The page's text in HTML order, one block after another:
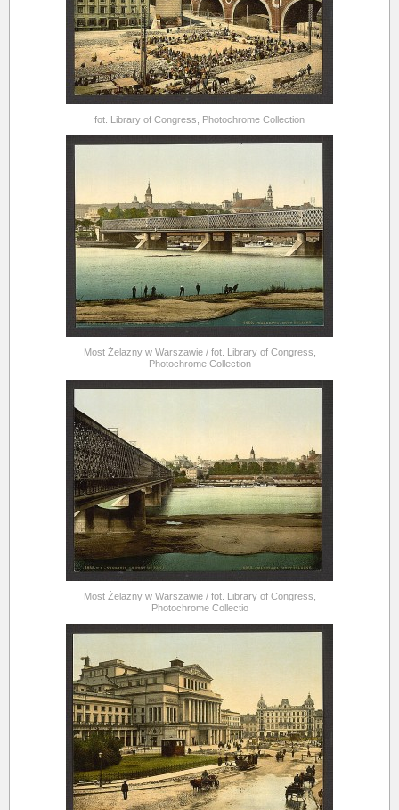
fot. Library of Congress, Photochrome Collection
Most Żelazny w Warszawie / fot. Library of Congress,
Photochrome Collection
Most Żelazny w Warszawie / fot. Library of Congress,
Photochrome Collectio